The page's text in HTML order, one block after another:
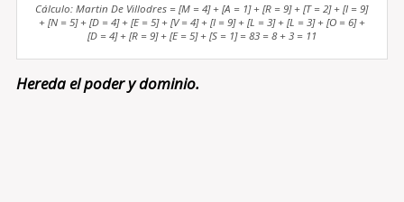
Cálculo: Martin De Villodres = [M = 4] + [A = 1] + [R = 9] + [T = 2] + [I = 9]
+ [N = 5] + [D = 4] + [E = 5] + [V = 4] + [I = 9] + [L = 3] + [L = 3] + [O = 6] +
[D = 4] + [R = 9] + [E = 5] + [S = 1] = 83 = 8 + 3 = 11
Hereda el poder y dominio.